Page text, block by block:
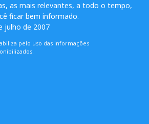
as mais relevantes, a todo o tempo,
ficar bem informado.
julho de 2007
pelo uso das informações